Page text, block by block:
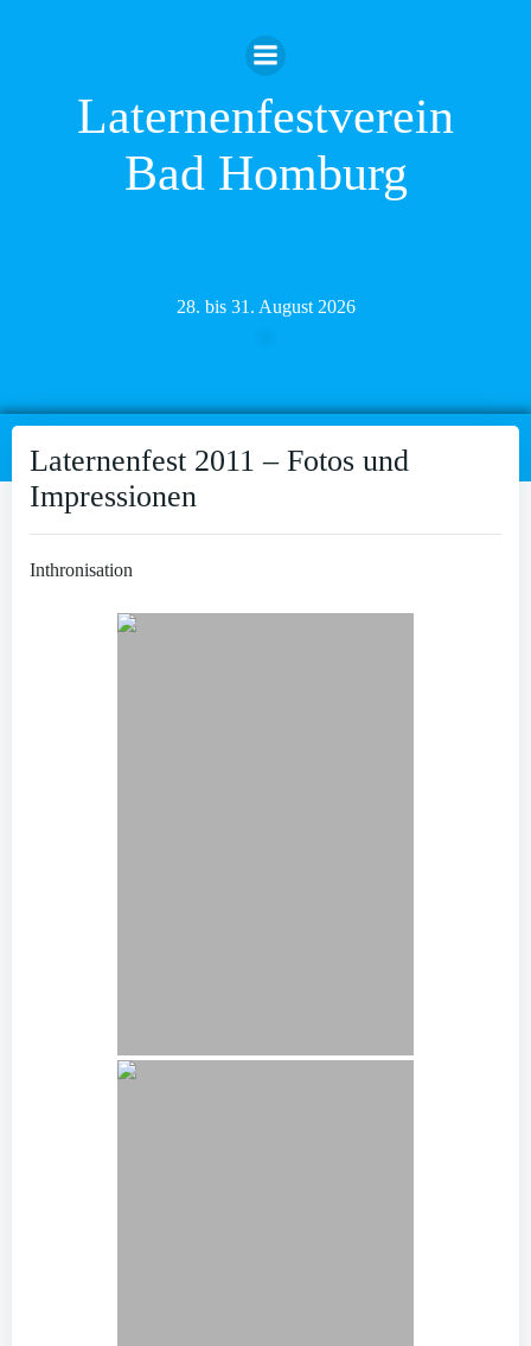
Inhalt
springen
Laternenfestverein
Bad Homburg
28. bis 31. August 2026
Laternenfest 2011 – Fotos und
Impressionen
Inthronisation